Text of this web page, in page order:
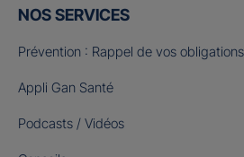
NOS SERVICES
Prévention : Rappel de vos
Appli Gan Santé
Podcasts / Vidéos